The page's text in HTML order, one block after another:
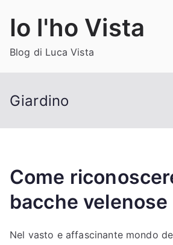
Io l'ho Vista
Blog di Luca Vista
Giardino
Come
bacche velenose​
Nel vasto e affascinante mondo